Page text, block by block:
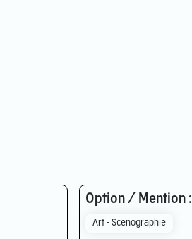
Option / Mention :
Art - Scénographie